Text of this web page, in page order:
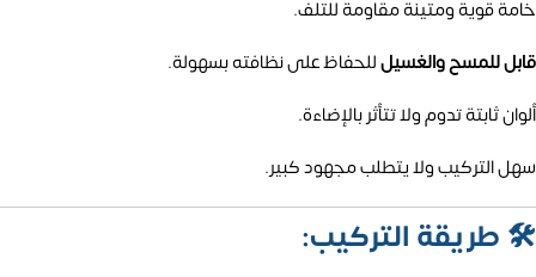
خامة قوية ومتينة مقاومة للتلف.
قابل للمسح والغسيلللحفاظ على نظافته بسهولة.
ألوان ثابتة تدوم ولا تتأثر بالإضاءة.
سهل التركيب ولا يتطلب مجهود كبير.
🛠️ طريقة التركيب: